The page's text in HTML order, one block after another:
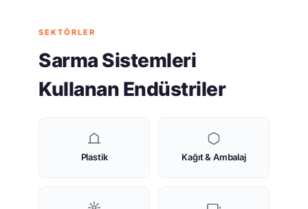
SEKTÖRLER
Sarma Sistemleri
Kullanan Endüstriler
Plastik Kağıt & Ambalaj